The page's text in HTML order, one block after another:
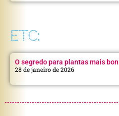
ETC:
O segredo para plantas mais
28 de janeiro de 2026